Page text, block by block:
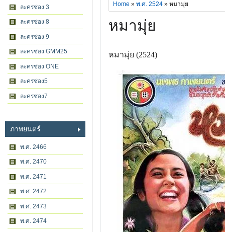
ละครช่อง 3
ละครช่อง 8
ละครช่อง 9
ละครช่อง GMM25
ละครช่อง ONE
ละครช่อง5
ละครช่อง7
ภาพยนตร์
พ.ศ. 2466
พ.ศ. 2470
พ.ศ. 2471
พ.ศ. 2472
พ.ศ. 2473
พ.ศ. 2474
Home » พ.ศ. 2524 » หมามุ่ย
หมามุ่ย
หมามุ่ย (2524)